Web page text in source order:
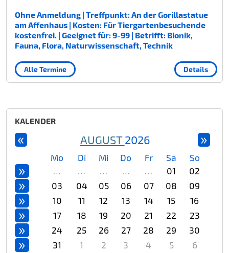
Ohne Anmeldung | Treffpunkt: An der Gorillastatue
am Affenhaus | Kosten: Für Tiergartenbesuchende
kostenfrei. | Geeignet für: 9-99 | Betrifft: Bionik,
Fauna, Flora, Naturwissenschaft, Technik
Details
Alle Termine
KALENDER
»
« AUGUST2026
Mo Di Mi Do Fr Sa So
» … … … … … 01 02
» 03 04 05 06 07 08 09
» 10 11 12 13 14 15 16
» 17 18 19 20 21 22 23
» 24 25 26 27 28 29 30
» 31 1 2 3 4 5 6